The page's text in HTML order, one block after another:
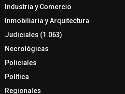
Industria y Comercio
Inmobiliaria y Arquitectura
Judiciales (1.063)
Necrológicas
Policiales
Política
Regionales